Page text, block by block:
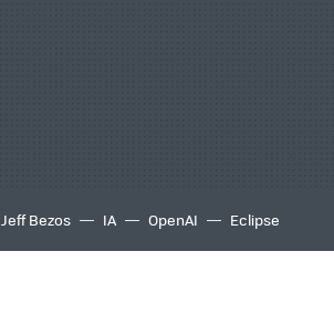
Jeff Bezos IA OpenAI Eclipse